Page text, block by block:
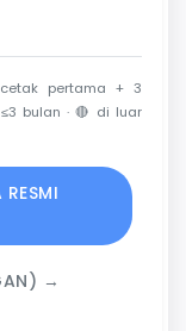
pertama + 3
bulan · 🔴 di luar
→